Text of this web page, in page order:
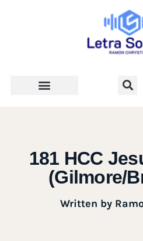
181 HCC
(Gilmore/
Written by